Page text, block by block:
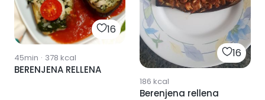
16
45min · 378 kcal
BERENJENA RELLENA
16
186 kcal
Berenjena rellena